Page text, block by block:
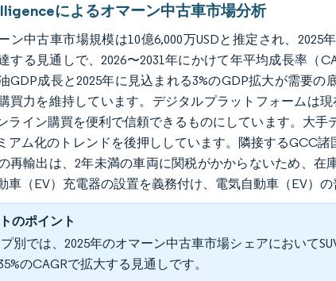
によるオマーン中古車市場分析
ン中古車市場規模は10億6,000万USDと推定され、2025
する見通しで、2026〜2031年にかけて年平均成長率（
GDP成長と2025年に見込まれる3%のGDP拡大が需要
買力を維持しています。デジタルプラットフォームは
ライン購買を便利で信頼できるものにしています。大
アム化のトレンドを後押ししています。隣接するGCC
再輸出は、2年未満の車両に関税がかからないため、
車（EV）充電器の設置を義務付け、電気自動車（EV）
のポイント
別では、2025年のオマーン中古車市場シェアにおいて
のCAGRで拡大する見通しです。